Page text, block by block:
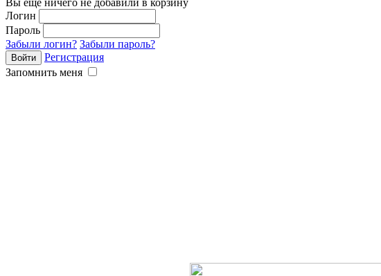
Вы еще ничего не добавили в корзину
Логин
Пароль
Забыли логин? Забыли пароль?
Регистрация
Запомнить меня